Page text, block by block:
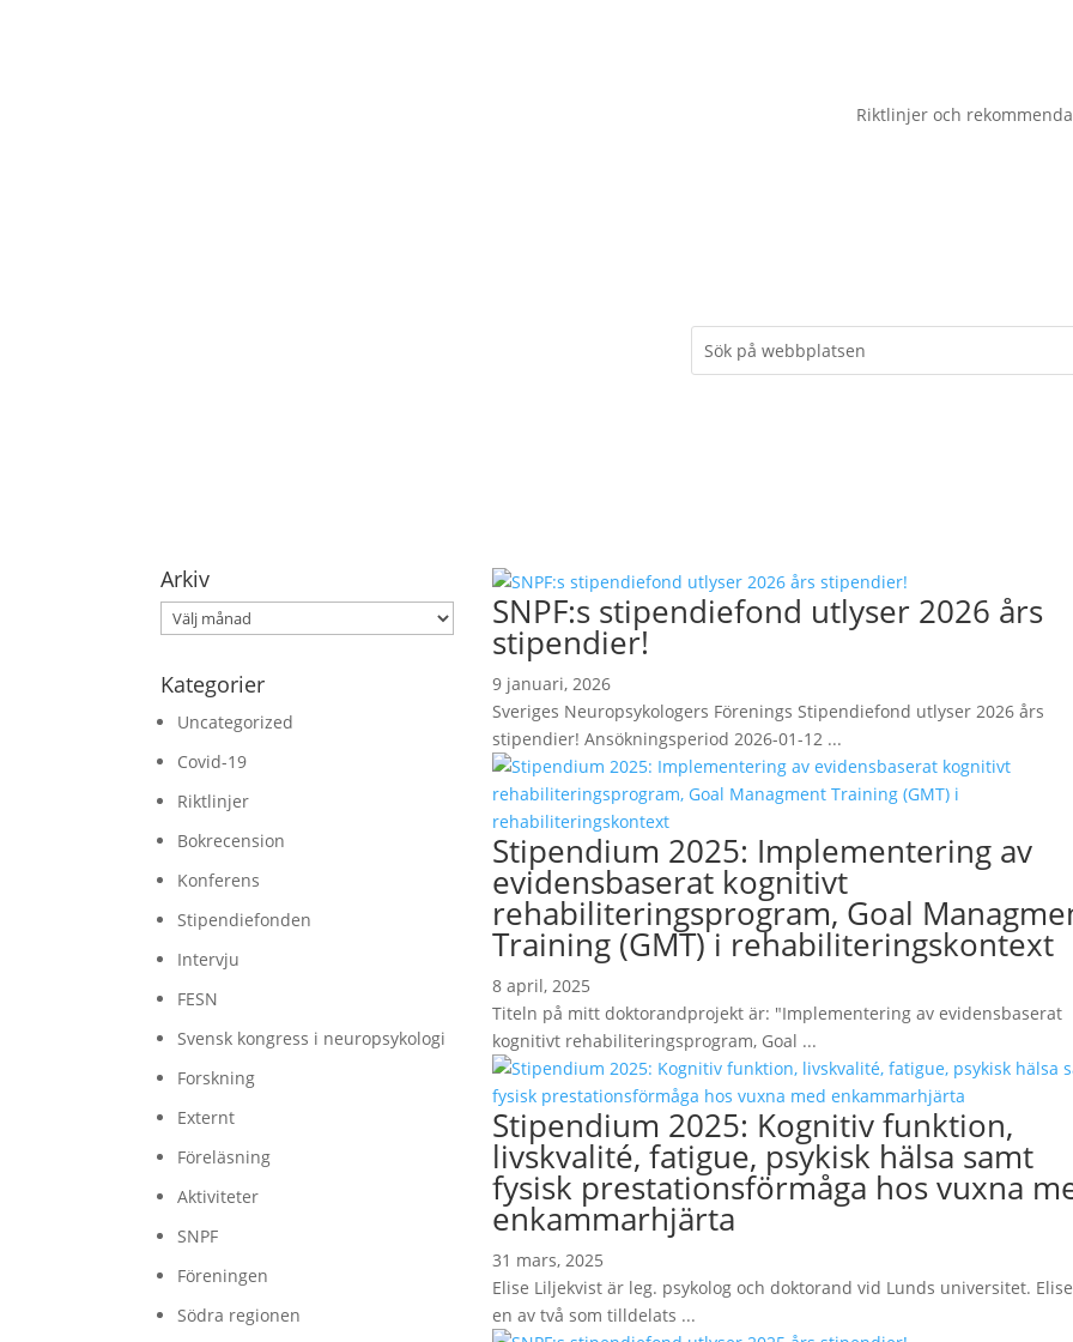
Riktlinjer och
Arkiv
Arkiv
Kategorier
Uncategorized
Covid-19
Riktlinjer
Bokrecension
Konferens
Stipendiefonden
Intervju
FESN
Svensk kongress i neuropsykologi
Forskning
Externt
Föreläsning
Aktiviteter
SNPF
Föreningen
Södra regionen
SNPF:s stipendiefond utlyser 2026 års
stipendier!
9 januari, 2026
Sveriges Neuropsykologers Förenings Stipendiefond utlyser 2026 års
stipendier! Ansökningsperiod 2026-01-12 ...
Stipendium 2025: Implementering av
evidensbaserat kognitivt
rehabiliteringsprogram, Goal
Training (GMT) i rehabiliteringskontext
8 april, 2025
Titeln på mitt doktorandprojekt är: "Implementering av evidensbaserat
kognitivt rehabiliteringsprogram, Goal ...
Stipendium 2025: Kognitiv funktion,
livskvalité, fatigue, psykisk hälsa samt
fysisk prestationsförmåga hos vuxna
enkammarhjärta
31 mars, 2025
Elise Liljekvist är leg. psykolog och doktorand vid Lunds universitet.
en av två som tilldelats ...